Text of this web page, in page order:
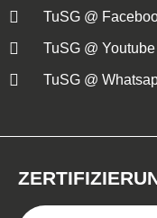
TuSG @
TuSG @ Youtube
TuSG @